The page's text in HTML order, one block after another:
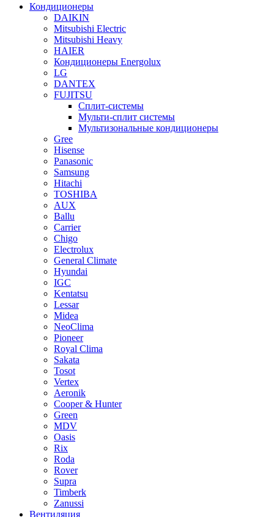
Кондиционеры
DAIKIN
Mitsubishi Electric
Mitsubishi Heavy
HAIER
Кондиционеры Energolux
LG
DANTEX
FUJITSU
Сплит-системы
Мульти-сплит системы
Мультизональные кондиционеры
Gree
Hisense
Panasonic
Samsung
Hitachi
TOSHIBA
AUX
Ballu
Carrier
Chigo
Electrolux
General Climate
Hyundai
IGC
Kentatsu
Lessar
Midea
NeoClima
Pioneer
Royal Clima
Sakata
Tosot
Vertex
Aeronik
Cooper & Hunter
Green
MDV
Oasis
Rix
Roda
Rover
Supra
Timberk
Zanussi
Вентиляция